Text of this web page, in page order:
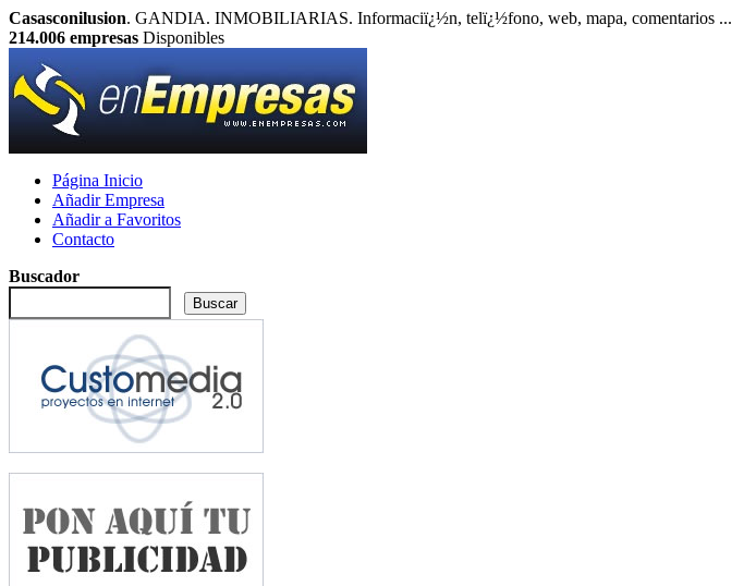
Casasconilusion. GANDIA. INMOBILIARIAS. Informaciï¿½n, telï¿½fono, web, mapa, comentarios ...
214.006 empresas Disponibles
Página Inicio
Añadir Empresa
Añadir a Favoritos
Contacto
Buscador